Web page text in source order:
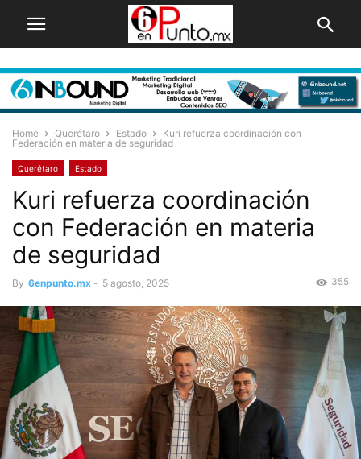
Home Querétaro Estado
Kuri refuerza coordinación con
Federación en materia de seguridad
Querétaro Estado
Kuri refuerza coordinación
con Federación en materia
de seguridad
By 6enpunto.mx - 5 agosto, 2025 355